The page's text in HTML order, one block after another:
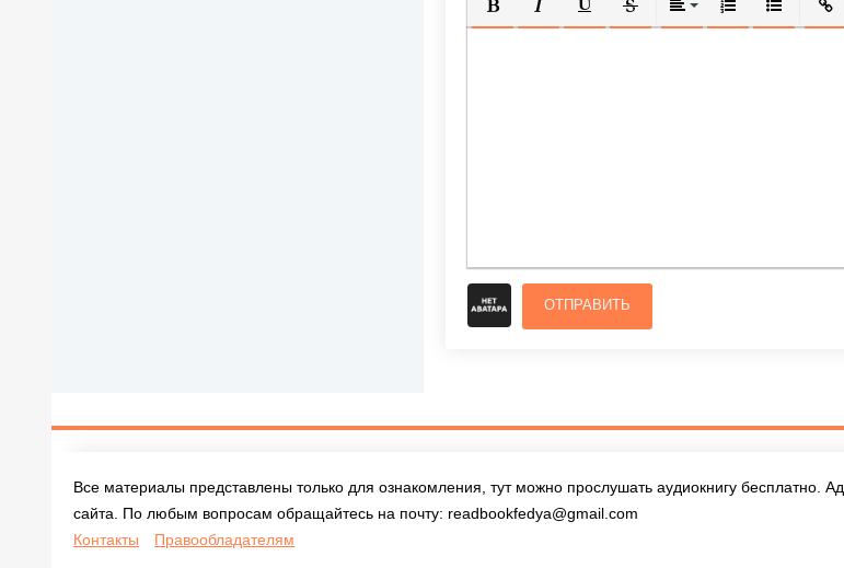
ПОЛУЖИРНЫЙ
КУРСИВПОДЧЕРКНУТЫЙ
ЗАЧЕРКНУТЫЙВЫРАВНИВАНИЕ
ОТПРАВИТЬ
Все материалы представлены только для ознакомления, тут можно прослушать аудиокнигу бесплатно.
сайта. По любым вопросам обращайтесь на почту: readbookfedya@gmail.com
Контакты
Правообладателям